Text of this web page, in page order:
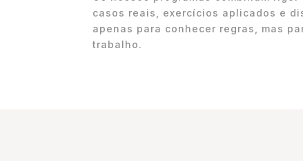
casos reais, exercícios aplicados e
apenas para conhecer regras, mas
trabalho.